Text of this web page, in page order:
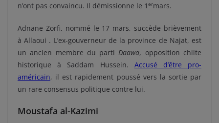
n’ont pas convaincu. Il démissionne le 1 ermars.
Adnane Zorfi, nommé le 17 mars, succède brièvement
à Allaoui . L’ex-gouverneur de la province de Najat, est
un ancien membre du partiDaawa, opposition chiite
historique à Saddam Hussein. Accusé d’être pro-
américain, il est rapidement poussé vers la sortie par
un rare consensus politique contre lui.
Moustafa al-Kazimi